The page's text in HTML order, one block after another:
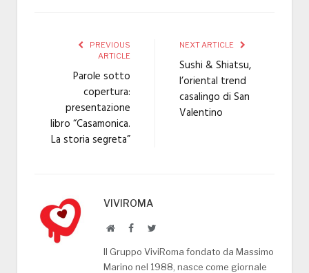
PREVIOUS
ARTICLE
Parole sotto
copertura:
presentazione
libro “Casamonica.
La storia segreta”
NEXT ARTICLE
Sushi & Shiatsu,
l’oriental trend
casalingo di San
Valentino
VIVIROMA
WebsiteFacebookTwitter
Il Gruppo ViviRoma fondato da Massimo
Marino nel 1988, nasce come giornale